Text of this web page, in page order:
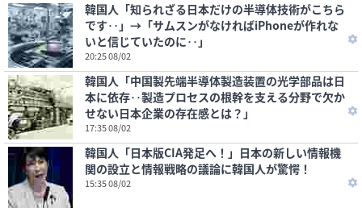
韓国人「知られざる日本だけの半導体技術がこちら
です‥」→「サムスンがなければiPhoneが作れな
いと信じていたのに‥」
20:25 08/02
韓国人「中国製先端半導体製造装置の光学部品は日
本に依存‥製造プロセスの根幹を支える分野で欠か
せない日本企業の存在感とは？」
17:35 08/02
韓国人「日本版CIA発足へ！」日本の新しい情報機
関の設立と情報戦略の議論に韓国人が驚愕！
15:35 08/02